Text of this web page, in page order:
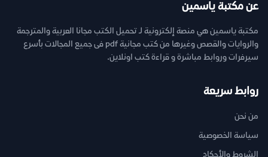
عن مكتبة ياسمين
مكتبة ياسمين هي منصة إلكترونية لـ تحميل الكتب مجانا العربية والمترجمة
والروايات والقصص وغيرها من كتب مجانية pdf فى جميع المجالات بأسرع
سيرفرات وروابط مباشرة و قراءة كتب اونلاين.
روابط سريعة
من نحن
سياسة الخصوصية
الشروط والأحكام